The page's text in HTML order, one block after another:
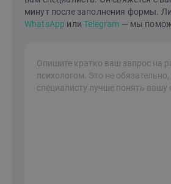
самооткрытия, роста и
трудностей.
минут после заполнения формы.
WhatsApp илиTelegram — мы